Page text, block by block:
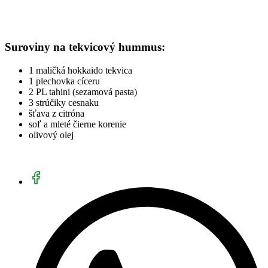
Suroviny na tekvicový hummus:
1 maličká hokkaido tekvica
1 plechovka cíceru
2 PL tahini (sezamová pasta)
3 strúčiky cesnaku
šťava z citróna
soľ a mleté čierne korenie
olivový olej